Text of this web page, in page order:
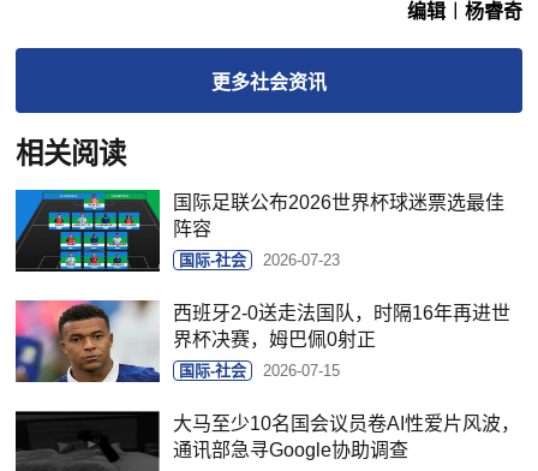
编辑︱杨睿奇
更多社会资讯
相关阅读
国际足联公布2026世界杯球迷票选最佳
阵容
国际-社会 2026-07-23
西班牙2-0送走法国队，时隔16年再进世
界杯决赛，姆巴佩0射正
国际-社会 2026-07-15
大马至少10名国会议员卷AI性爱片风波，
通讯部急寻Google协助调查